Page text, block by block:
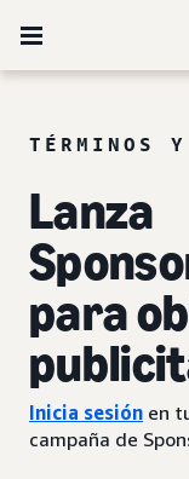
TÉRMINOS
Lanza
para
Inicia sesión en
campaña de